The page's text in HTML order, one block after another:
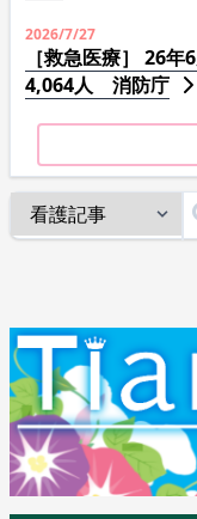
2026/7/27
［救急医療］ 26
4,064人 消防庁